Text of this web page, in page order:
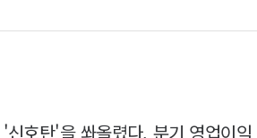
호탄'을 쏴올렸다. 분기 영업이익